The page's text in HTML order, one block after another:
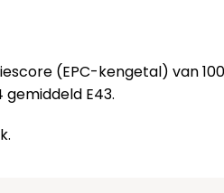
(EPC-kengetal) van
E43.